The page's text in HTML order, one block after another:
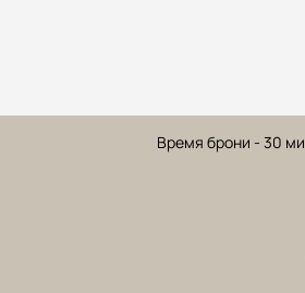
Время брони - 30